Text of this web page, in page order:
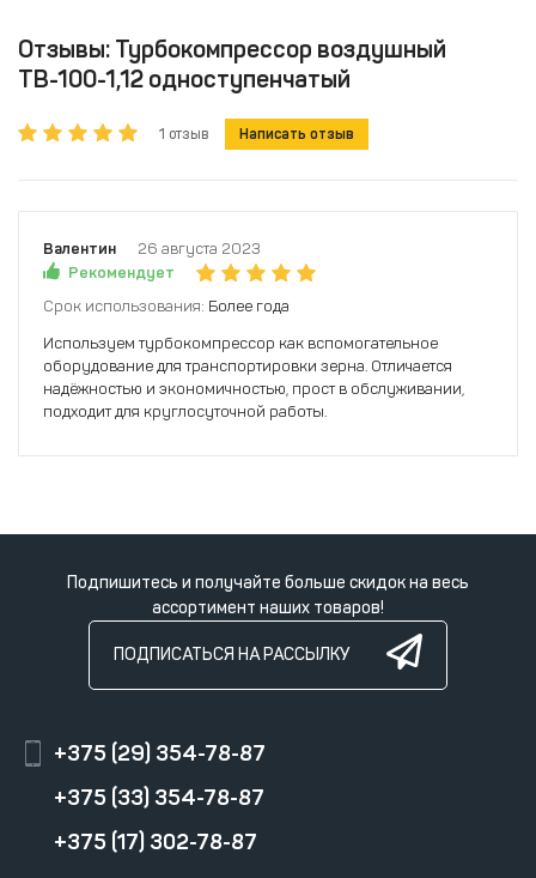
Отзывы: Турбокомпрессор воздушный
ТВ-100-1,12 одноступенчатый
1 отзыв Написать отзыв
Валентин
26 августа 2023
Рекомендует
Срок использования: Более года
Используем турбокомпрессор как вспомогательное
оборудование для транспортировки зерна. Отличается
надёжностью и экономичностью, прост в обслуживании,
подходит для круглосуточной работы.
Подпишитесь и получайте больше скидок на весь
ассортимент наших товаров!
ПОДПИСАТЬСЯ НА РАССЫЛКУ
+375 (29) 354-78-87
+375 (33) 354-78-87
+375 (17) 302-78-87